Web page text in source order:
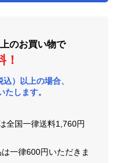
上のお買い物で
！
）以上の場合、
します。
全国一律送料1,760円
一律600円いただきま